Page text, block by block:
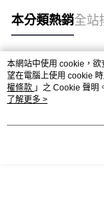
本分類熱銷全站
熱門標籤
本網站中使用 cookie，
望在電腦上使用 cookie
權條款 」之 Cookie 聲明
用條款之 Cookie 聲明使
了解更多 >